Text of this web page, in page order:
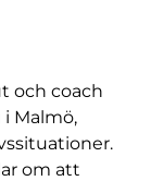
och coach
i Malmö,
om att